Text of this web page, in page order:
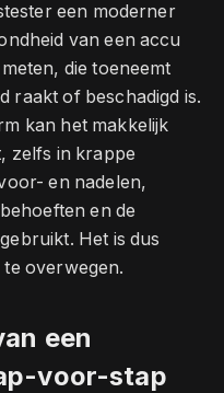
een moderner
van een accu
die toeneemt
raakt of beschadigd is.
kan het makkelijk
zelfs in krappe
en nadelen,
en de
Het is dus
overwegen.
een
voor-stap